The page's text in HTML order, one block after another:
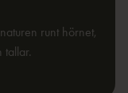
runt hörnet,
tallar.